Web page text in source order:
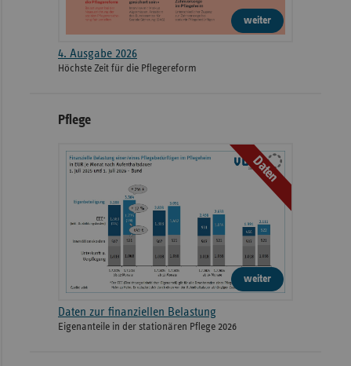
weiter
4. Ausgabe 2026
Höchste Zeit für die Pflegereform
Pflege
Daten
weiter
Daten zur finanziellen Belastung
Eigenanteile in der stationären Pflege 2026